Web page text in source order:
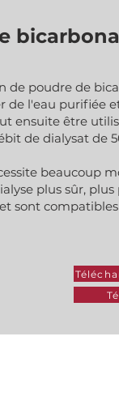
de poudre de
de l'eau purifiée
ensuite être
de dialysat de
beaucoup
plus sûr,
sont